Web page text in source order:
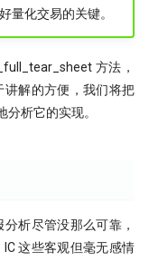
量化交易的关键。
方法，
解的方便，我们将把
析它的实现。
析尽管没那么可靠，
这些客观但毫无感情